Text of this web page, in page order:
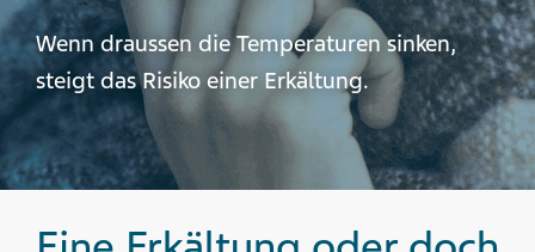
Wenn draussen die Temperaturen sinken,
steigt das Risiko einer Erkältung.